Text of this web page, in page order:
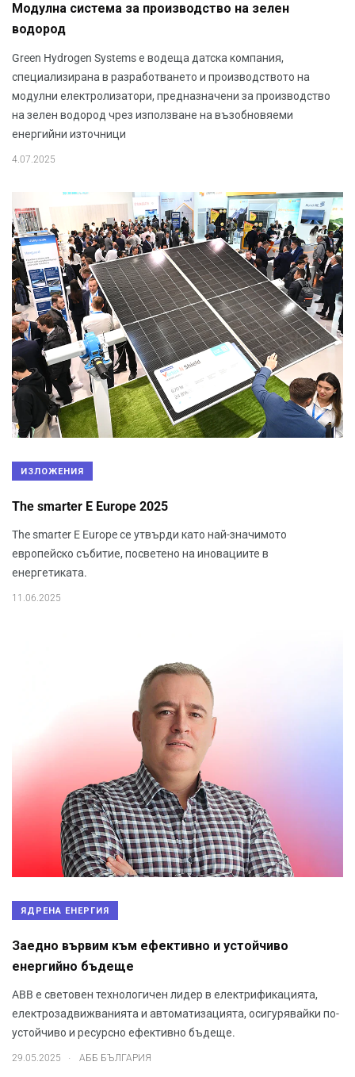
Модулна система за производство на зелен
водород
Green Hydrogen Systems е водеща датска компания,
специализирана в разработването и производството на
модулни електролизатори, предназначени за производство
на зелен водород чрез използване на възобновяеми
енергийни източници
4.07.2025
ИЗЛОЖЕНИЯ
The smarter E Europe 2025
The smarter E Europe се утвърди като най-значимото
европейско събитие, посветено на иновациите в
енергетиката.
11.06.2025
ЯДРЕНА ЕНЕРГИЯ
Заедно вървим към ефективно и устойчиво
енергийно бъдеще
ABB е световен технологичен лидер в електрификацията,
електрозадвижванията и автоматизацията, осигурявайки по-
устойчиво и ресурсно ефективно бъдеще.
29.05.2025 . АББ БЪЛГАРИЯ